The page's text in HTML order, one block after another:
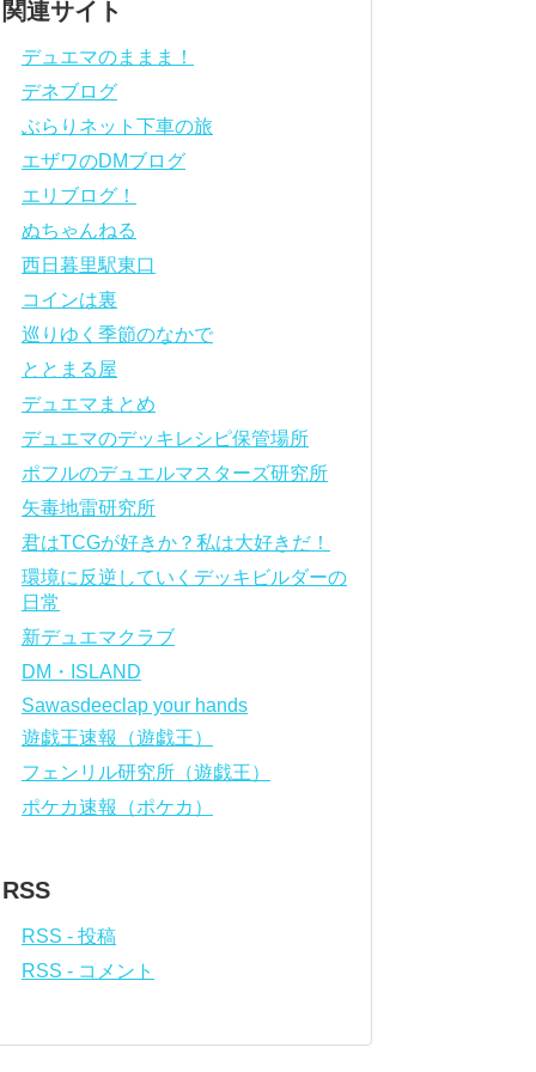
関連サイト
デュエマのままま！
デネブログ
ぶらりネット下車の旅
エザワのDMブログ
エリブログ！
ぬちゃんねる
西日暮里駅東口
コインは裏
巡りゆく季節のなかで
ととまる屋
デュエマまとめ
デュエマのデッキレシピ保管場所
ポフルのデュエルマスターズ研究所
矢毒地雷研究所
君はTCGが好きか？私は大好きだ！
環境に反逆していくデッキビルダーの
日常
新デュエマクラブ
DM・ISLAND
Sawasdeeclap your hands
遊戯王速報（遊戯王）
フェンリル研究所（遊戯王）
ポケカ速報（ポケカ）
RSS
RSS - 投稿
RSS - コメント